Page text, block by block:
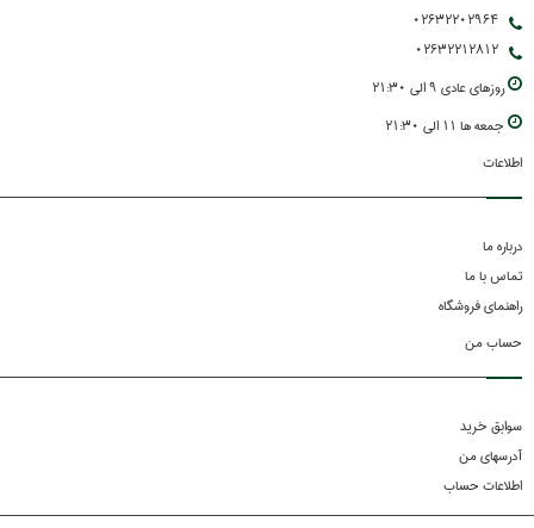
02632202964
02632212812
روزهاي عادي 9 الي 21:30
جمعه ها 11 الي 21:30
اطلاعات
درباره ما
تماس با ما
راهنمای فروشگاه
حساب من
سوابق خرید
آدرسهای من
اطلاعات حساب